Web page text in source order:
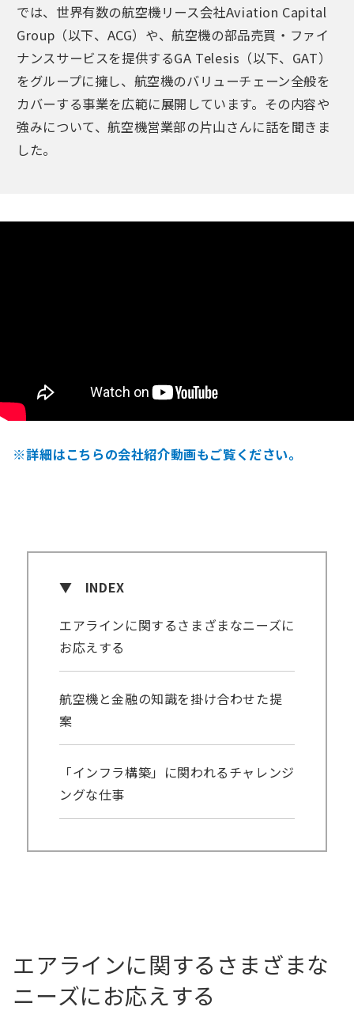
では、世界有数の航空機リース会社Aviation Capital
Group（以下、ACG）や、航空機の部品売買・ファイ
ナンスサービスを提供するGA Telesis（以下、GAT）
をグループに擁し、航空機のバリューチェーン全般を
カバーする事業を広範に展開しています。その内容や
強みについて、航空機営業部の片山さんに話を聞きま
した。
※詳細はこちらの会社紹介動画もご覧ください。
INDEX
エアラインに関するさまざまなニーズに
お応えする
航空機と金融の知識を掛け合わせた提
案
「インフラ構築」に関われるチャレンジ
ングな仕事
エアラインに関するさまざまな
ニーズにお応えする